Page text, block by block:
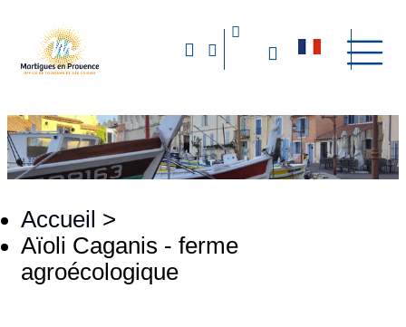
Accueil >
Aïoli Caganis - ferme
agroécologique